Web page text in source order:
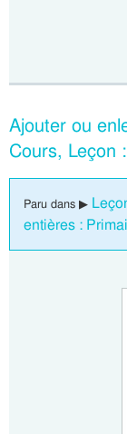
Ajouter ou
Cours, Leçon
Paru dans ▶
entières :